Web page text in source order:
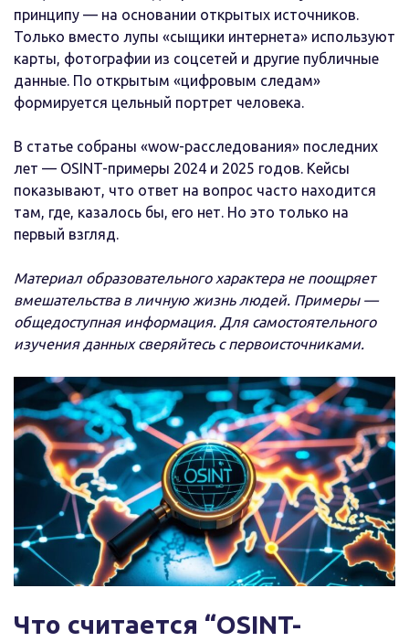
принципу — на основании открытых источников.
Только вместо лупы «сыщики интернета» используют
карты, фотографии из соцсетей и другие публичные
данные. По открытым «цифровым следам»
формируется цельный портрет человека.
В статье собраны «wow-расследования» последних
лет — OSINT-примеры 2024 и 2025 годов. Кейсы
показывают, что ответ на вопрос часто находится
там, где, казалось бы, его нет. Но это только на
первый взгляд.
Материал образовательного характера не поощряет
вмешательства в личную жизнь людей. Примеры —
общедоступная информация. Для самостоятельного
изучения данных сверяйтесь с первоисточниками.
Что считается “OSINT-